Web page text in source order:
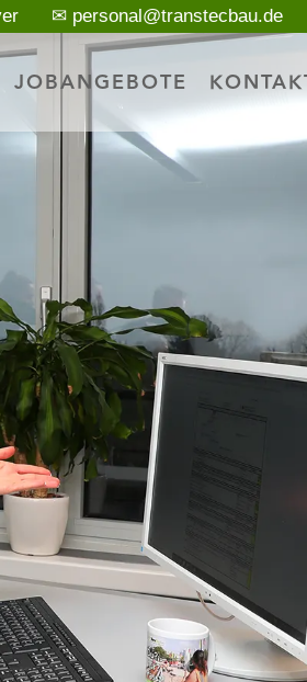
✉ personal@transtecbau.de
JOBANGEBOTE